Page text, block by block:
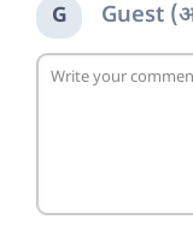
G Guest